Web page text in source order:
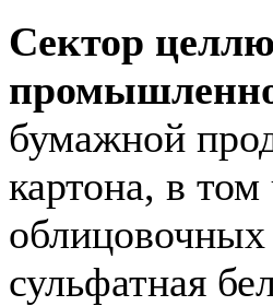
Сектор
бумажной
картона, в
сульфатная